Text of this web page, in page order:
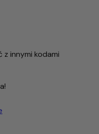
z innymi kodami